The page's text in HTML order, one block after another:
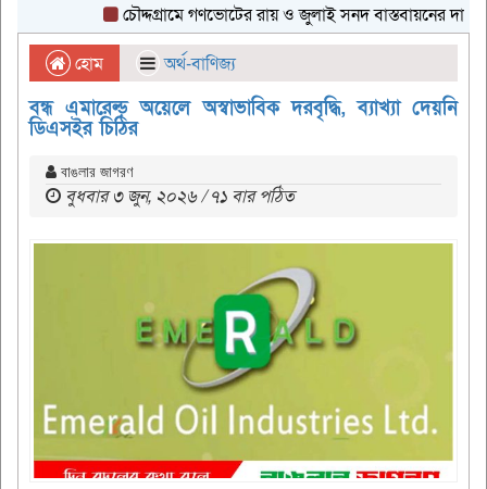
চৌদ্দগ্রামে গণভোটের রায় ও জুলাই সনদ বাস্তবায়নের দাবিতে
হোম অর্থ-বাণিজ্য
বন্ধ এমারেল্ড অয়েলে অস্বাভাবিক দরবৃদ্ধি, ব্যাখ্যা দেয়নি
ডিএসইর চিঠির
বাঙলার জাগরণ
বুধবার ৩ জুন, ২০২৬ / ৭১ বার পঠিত